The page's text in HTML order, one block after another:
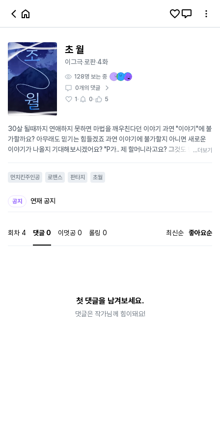
초 월
이그극·로판·4화
128명 보는 중
0개의 댓글
1 · 0· 5
30살 될때까지 연애하지 못하면 마법을 깨우친다던 이야기 과연 "이야기"에 불
가할까요? 아무래도 믿기는 힘들겠죠 과연 이야기에 불가할지 아니면 새로운
이야기가 나올지 기대해보시겠어요? "P가.. 제 할머니라고요? 그것도 한 나라
...더보기
먼치킨주인공 로맨스 판타지 초월
공지 연재 공지
회차 4 댓글 0 이멋공 0 롤링 0 최신순 좋아요순
첫 댓글을 남겨보세요.
댓글은 작가님께 힘이돼요!